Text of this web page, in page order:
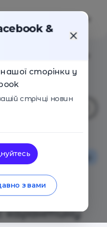
в Україні
для
карантину
&
сторінки у
стрічці новин
з вами